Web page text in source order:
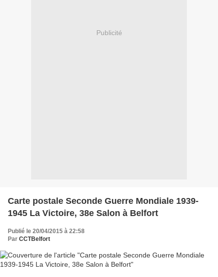
Publicité
Carte postale Seconde Guerre Mondiale 1939-
1945 La Victoire, 38e Salon à Belfort
Publié le 20/04/2015 à 22:58
Par CCTBelfort